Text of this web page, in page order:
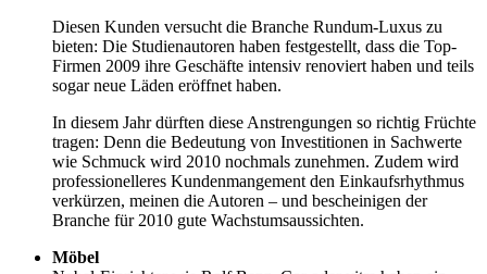
Diesen Kunden versucht die Branche Rundum-Luxus zu
bieten: Die Studienautoren haben festgestellt, dass die Top-
Firmen 2009 ihre Geschäfte intensiv renoviert haben und teils
sogar neue Läden eröffnet haben.
In diesem Jahr dürften diese Anstrengungen so richtig Früchte
tragen: Denn die Bedeutung von Investitionen in Sachwerte
wie Schmuck wird 2010 nochmals zunehmen. Zudem wird
professionelleres Kundenmangement den Einkaufsrhythmus
verkürzen, meinen die Autoren – und bescheinigen der
Branche für 2010 gute Wachstumsaussichten.
Möbel